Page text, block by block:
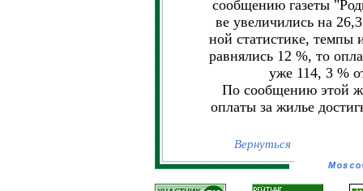
сообщению газеты
ве увеличились на
ной статистике,
равнялись 12 %, то
уже 114, 3 %
По сообщению этой
оплаты за жилье
Вернуться